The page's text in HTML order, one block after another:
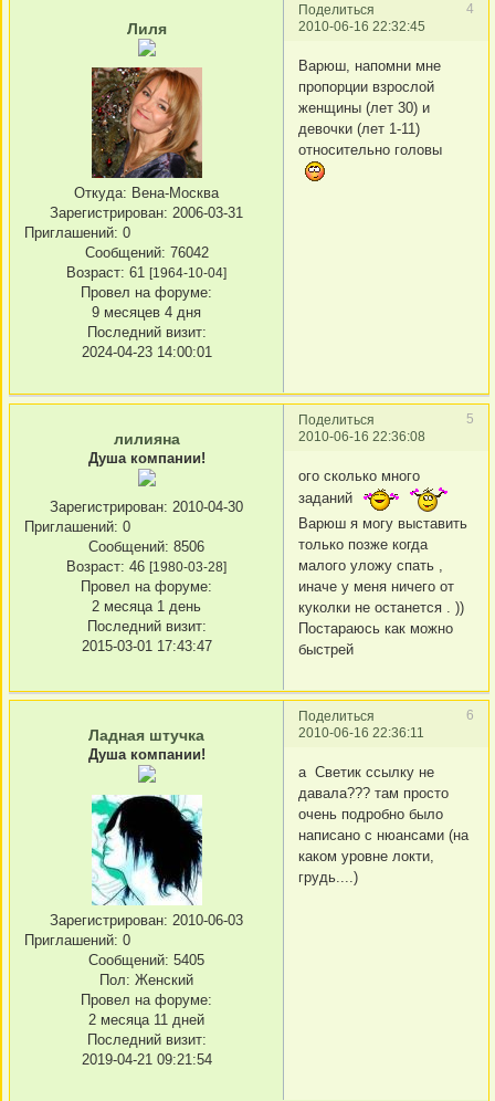
Поделиться
4
2010-06-16 22:32:45
Лиля
Откуда: Вена-Москва
Зарегистрирован: 2006-03-31
Приглашений: 0
Сообщений: 76042
Возраст: 61 [1964-10-04]
Провел на форуме:
9 месяцев 4 дня
Последний визит:
2024-04-23 14:00:01
Варюш, напомни мне
пропорции взрослой
женщины (лет 30) и
девочки (лет 1-11)
относительно головы
Поделиться
5
2010-06-16 22:36:08
лилияна
Душа компании!
Зарегистрирован: 2010-04-30
Приглашений: 0
Сообщений: 8506
Возраст: 46 [1980-03-28]
Провел на форуме:
2 месяца 1 день
Последний визит:
2015-03-01 17:43:47
ого сколько много
заданий
Варюш я могу выставить
только позже когда
малого уложу спать ,
иначе у меня ничего от
куколки не останется . ))
Постараюсь как можно
быстрей
Поделиться
6
2010-06-16 22:36:11
Ладная штучка
Душа компании!
Зарегистрирован: 2010-06-03
Приглашений: 0
Сообщений: 5405
Пол: Женский
Провел на форуме:
2 месяца 11 дней
Последний визит:
2019-04-21 09:21:54
а Светик ссылку не
давала??? там просто
очень подробно было
написано с нюансами (на
каком уровне локти,
грудь....)